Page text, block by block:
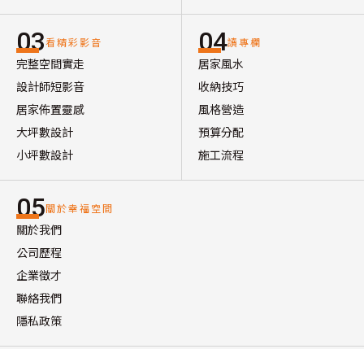
03看精彩影音
完整空間實走
設計師短影音
居家佈置靈感
大坪數設計
小坪數設計
04讀專欄
居家風水
收納技巧
風格營造
預算分配
施工流程
05關於幸福空間
關於我們
公司歷程
企業徵才
聯絡我們
隱私政策